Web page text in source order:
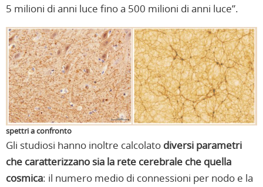
5 milioni di anni luce fino a 500 milioni di anni luce”.
spettri a confronto
Gli studiosi hanno inoltre calcolato diversi parametri
che caratterizzano sia la rete cerebrale che quella
cosmica: il numero medio di connessioni per nodo e la